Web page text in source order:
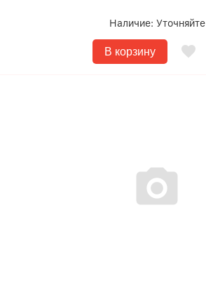
Наличие: Уточняйте
В корзину